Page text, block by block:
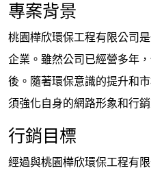
專案背景
桃園樺欣環保工程有限公司
企業。雖然公司已經營多年
後。隨著環保意識的提升和
須強化自身的網路形象和行
行銷目標
經過與桃園樺欣環保工程有